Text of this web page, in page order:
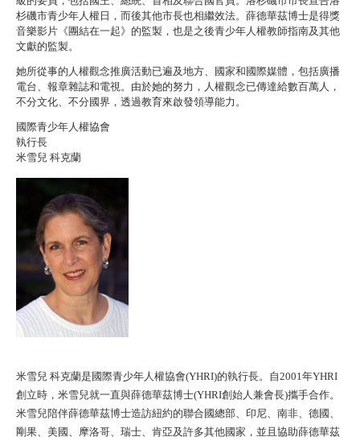
杉磯市青少年人權日，而後其他市長也相繼效法。薛德華茲博士是得獎
音樂影片《團結在一起》的監製，也是之後青少年人權教師指南及其他
文獻的監製。
她所從事的人權觀念推廣活動已遍及地方、國家和國際媒體，包括廣播
電台、報章雜誌和電視。由於她的努力，人權觀念已傳達給數百萬人，
不分文化、不分國界，透過教育來啟發領導能力。
國際青少年人權協會
執行長
米雪兒 科克蘭
米雪兒 科克蘭是國際青少年人權協會(YHRI)的執行長。自2001年YHRI
創立時，米雪兒就一直與薛德華茲博士(YHRI創始人兼會長)攜手合作。
米雪兒陪伴薛德華茲博士造訪紐約的聯合國總部、印尼、南非、德國、
剛果、美國、摩洛哥、瑞士、肯亞及許多其他國家，並且協助薛德華茲